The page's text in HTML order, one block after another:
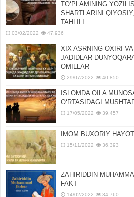
TOʻPLAMINING
SHARTLARINI
TAHLILI
03/02/2022 47,936
XIX ASRNING OXIRI
JADIDLAR
OMILLAR
29/07/2022 40,850
ISLOMDA OILA
OʻRTASIDAGI
17/05/2022 39,457
IMOM BUXORIY
15/11/2022 36,393
ZAHIRIDDIN
FAKT
14/02/2022 34,760